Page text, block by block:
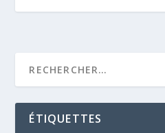
ÉTIQUETTES